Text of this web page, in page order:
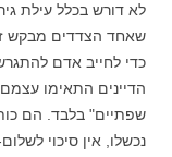
לא דורש בכלל עילת
שאחד הצדדים מבקש
כדי לחייב אדם
הדיינים התאימו
שפתיים" בלבד. הם
נכשלו, אין סיכוי